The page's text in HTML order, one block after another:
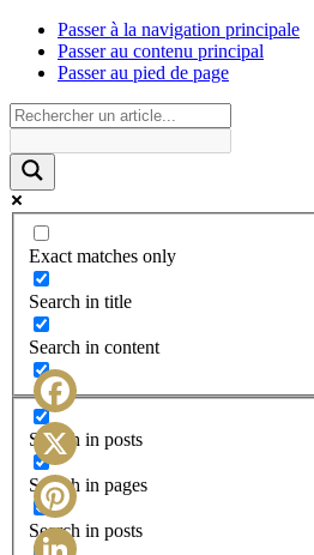
Passer à la navigation principale
Passer au contenu principal
Passer au pied de page
Exact matches only
Search in title
Search in content
Search in posts
Search in pages
Search in posts
Facebook
X
Pinterest